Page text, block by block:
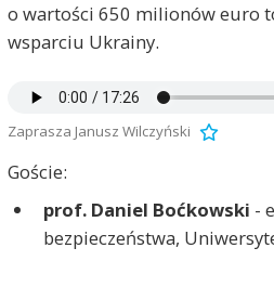
o wartości 650 milionów euro
wsparciu Ukrainy.
Zaprasza Janusz Wilczyński
Goście:
prof. Daniel Boćkowski -
bezpieczeństwa,